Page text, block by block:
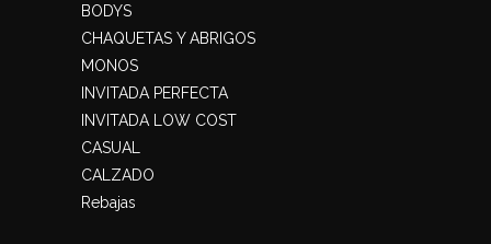
BODYS
CHAQUETAS Y ABRIGOS
MONOS
INVITADA PERFECTA
INVITADA LOW COST
CASUAL
CALZADO
Rebajas